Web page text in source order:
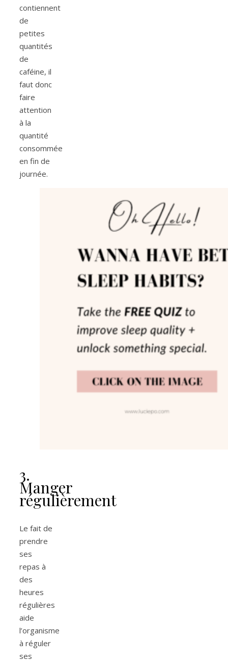
contiennent
de
petites
quantités
de
caféine, il
faut donc
faire
attention
à la
quantité
consommée
en fin de
journée.
3.
Manger
régulièrement
Le fait de
prendre
ses
repas à
des
heures
régulières
aide
l’organisme
à réguler
ses